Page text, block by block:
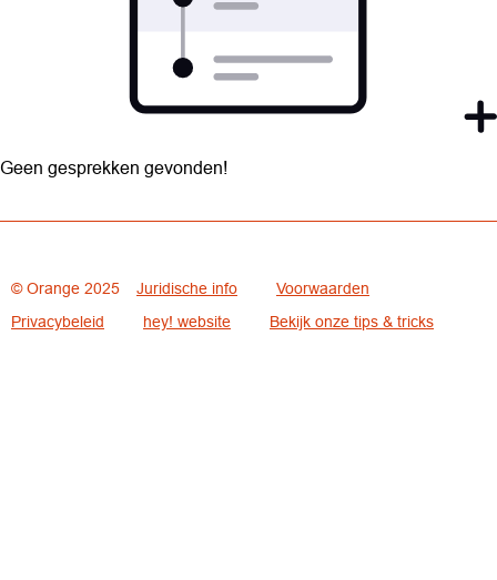
Geen gesprekken gevonden!
© Orange 2025 Juridische info
Voorwaarden
Privacybeleid
hey! website Bekijk onze tips & tricks